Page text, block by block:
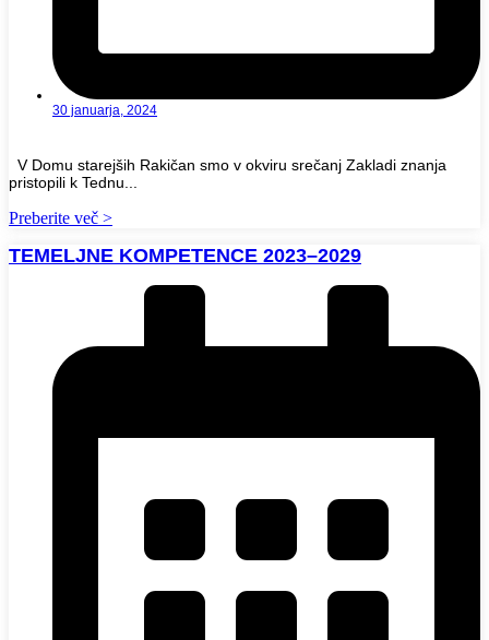
30 januarja, 2024
V Domu starejših Rakičan smo v okviru srečanj Zakladi znanja
pristopili k Tednu...
Preberite več >
TEMELJNE KOMPETENCE 2023–2029